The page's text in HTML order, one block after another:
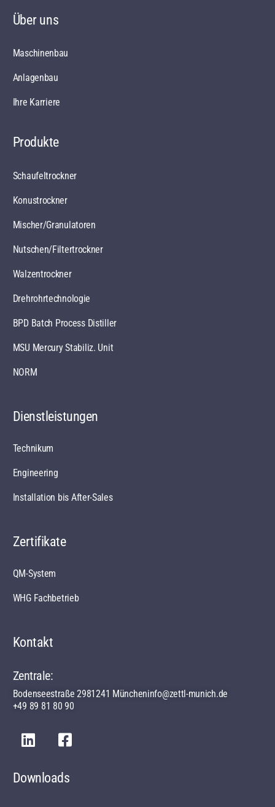
Über uns
Maschinenbau
Anlagenbau
Ihre Karriere
Produkte
Schaufeltrockner
Konustrockner
Mischer/Granulatoren
Nutschen/Filtertrockner
Walzentrockner
Drehrohrtechnologie
BPD Batch Process Distiller
MSU Mercury Stabiliz. Unit
NORM
Dienstleistungen
Technikum
Engineering
Installation bis After-Sales
Zertifikate
QM-System
WHG Fachbetrieb
Kontakt
Zentrale:
Bodenseestraße 2981241 Müncheninfo@zettl-munich.de
+49 89 81 80 90
Downloads